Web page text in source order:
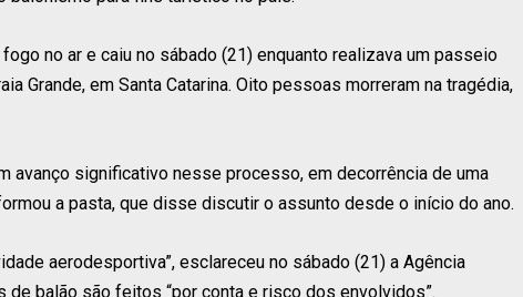
no ar e caiu no sábado (21) enquanto realizava um passeio
Grande, em Santa Catarina. Oito pessoas morreram na tragédia,
avanço significativo nesse processo, em decorrência de uma
a pasta, que disse discutir o assunto desde o início do ano.
aerodesportiva”, esclareceu no sábado (21) a Agência
de balão são feitos “por conta e risco dos envolvidos”.